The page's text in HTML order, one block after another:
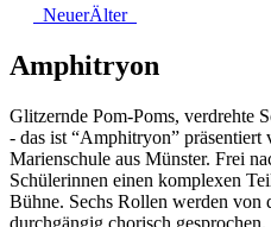
NeuerÄlter
Amphitryon
Glitzernde Pom-Poms, verdrehte
- das ist “Amphitryon” präsentiert
Marienschule aus Münster. Frei
Schülerinnen einen komplexen
Bühne. Sechs Rollen werden von
durchgängig chorisch gesprochen.